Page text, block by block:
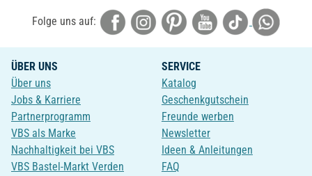
Folge uns auf:
ÜBER UNS
Über uns
Jobs & Karriere
Partnerprogramm
VBS als Marke
Nachhaltigkeit bei VBS
VBS Bastel-Markt Verden
SERVICE
Katalog
Geschenkgutschein
Freunde werben
Newsletter
Ideen & Anleitungen
FAQ